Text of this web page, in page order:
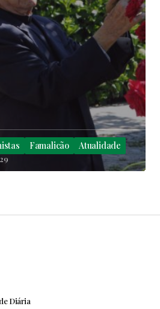
Famalicão Atualidade
Diária